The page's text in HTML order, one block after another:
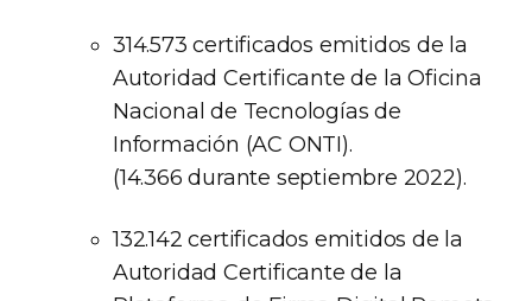
314.573 certificados emitidos de la
Autoridad Certificante de la Oficina
Nacional de Tecnologías de
Información (AC ONTI).
(14.366 durante septiembre 2022).
132.142 certificados emitidos de la
Autoridad Certificante de la